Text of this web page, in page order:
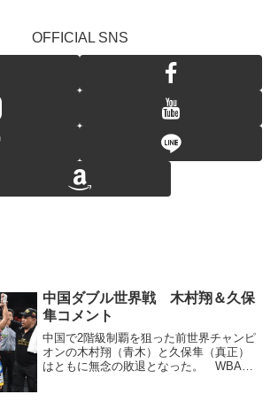
OFFICIAL SNS
中国ダブル世界戦 木村翔＆久保
隼コメント
中国で2階級制覇を狙った前世界チャンピ
オンの木村翔（青木）と久保隼（真正）
はともに無念の敗退となった。 WBA･